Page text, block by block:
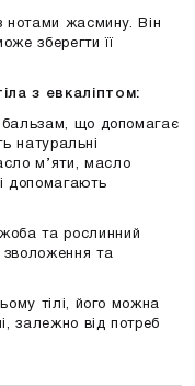
нотами жасмину. Він
зберегти її
з евкаліптом:
бальзам, що допомагає
натуральні
м’яти, масло
допомагають
та рослинний
та
тілі, його можна
залежно від потреб